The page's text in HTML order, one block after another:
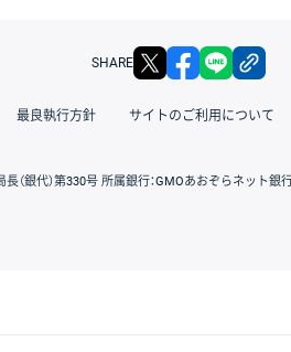
SHARE X facebook
最良執行方針 サイトのご利用について
（銀代）第330号 所属銀行：GMOあおぞらネット銀